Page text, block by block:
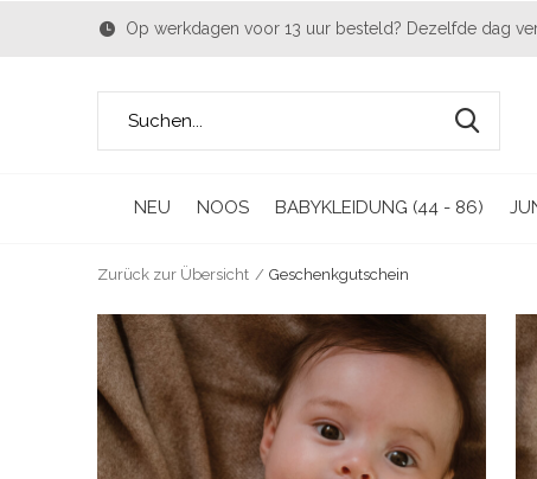
NEU NOOS BABYKLEIDUNG (44 - 86)
Op werkdagen voor 13 uur besteld? Dezelfde dag
Zurück zur Übersicht Geschenkgutschein